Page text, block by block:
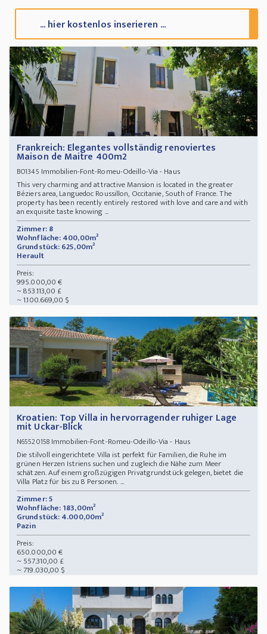
... hier kostenlos inserieren ...
Frankreich: Elegantes vollständig renoviertes
Maison de Maitre 400m2
BO1345 Immobilien-Font-Romeu-Odeillo-Via - Haus
This very charming and attractive Mansion is located in the greater
Béziers area, Languedoc Roussillon, Occitanie, South of France. The
property has been recently entirely restored with love and care and with
an exquisite taste knowing ...
Zimmer: 8
Wohnfläche: 400,00m²
Grundstück: 625,00m²
Herault
Preis:
995.000,00 €
~ 853.113,00 £
~ 1.100.669,00 $
Kroatien: Top Villa in hervorragender ruhiger Lage
mit Uckar-Blick
N65520158Immobilien-Font-Romeu-Odeillo-Via - Haus
Die stilvoll eingerichtete Villa ist perfekt für Familien, die Ruhe im
grünen Herzen Istriens suchen und zugleich die Nähe zum Meer
schätzen. Auf einem großzügigen Privatgrundstück gelegen, bietet die
Villa Platz für bis zu 8 Personen. ...
Zimmer: 5
Wohnfläche: 183,00m²
Grundstück: 4.000,00m²
Pazin
Preis:
650.000,00 €
~ 557.310,00 £
~ 719.030,00 $